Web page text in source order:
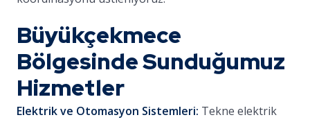
Büyükçekmece
Bölgesinde Sunduğumuz
Hizmetler
Elektrik ve Otomasyon Sistemleri: Tekne elektrik